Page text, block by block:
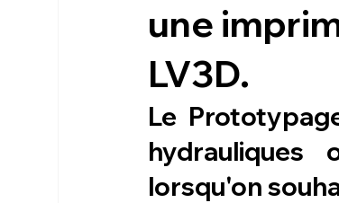
une
LV3D.
Le
hydrauliques
lorsqu'on